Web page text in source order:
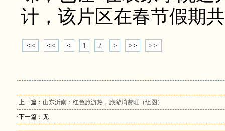
计，该片区在春节假期
|<< << < 1 2 > >> >>|
·上一篇： 山东沂南：红色旅游热，旅游消费旺（组图）
·下一篇：无